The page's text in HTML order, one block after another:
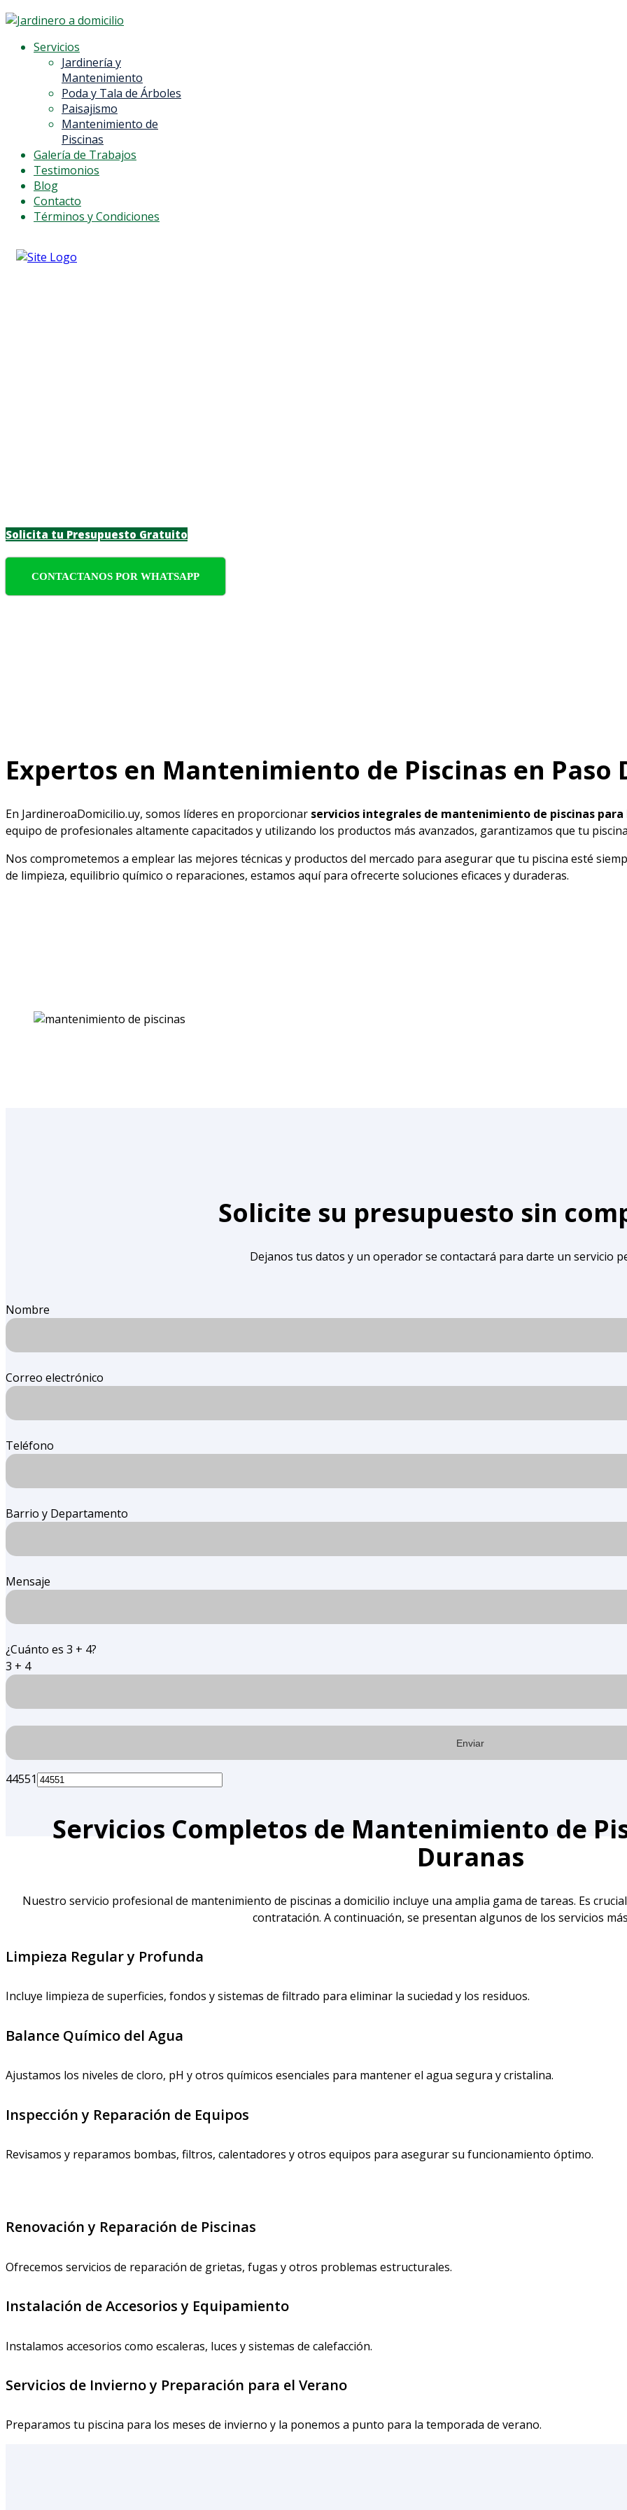
Servicios
Jardinería y
Mantenimiento
Poda y Tala de Árboles
Paisajismo
Mantenimiento de
Piscinas
Galería de Trabajos
Testimonios
Blog
Contacto
Términos y Condiciones
Solicita tu Presupuesto Gratuito
CONTACTANOS POR WHATSAPP
Expertos en Mantenimiento de Piscinas en Paso
En JardineroaDomicilio.uy, somos líderes en proporcionar servicios integrales de mantenimiento de piscinas
equipo de profesionales altamente capacitados y utilizando los productos más avanzados, garantizamos que tu
Nos comprometemos a emplear las mejores técnicas y productos del mercado para asegurar que tu piscina esté
de limpieza, equilibrio químico o reparaciones, estamos aquí para ofrecerte soluciones eficaces y duraderas.
Solicite su presupuesto sin
Dejanos tus datos y un operador se contactará para darte un servicio
Nombre
Correo electrónico
Teléfono
Barrio y Departamento
Mensaje
¿Cuánto es 3 + 4?
3 + 4
44551
Servicios Completos de Mantenimiento de
Duranas
Nuestro servicio profesional de mantenimiento de piscinas a domicilio incluye una amplia gama de tareas. Es
contratación. A continuación, se presentan algunos de los servicios
Limpieza Regular y Profunda
Incluye limpieza de superficies, fondos y sistemas de filtrado para eliminar la suciedad y los residuos.
Balance Químico del Agua
Ajustamos los niveles de cloro, pH y otros químicos esenciales para mantener el agua segura y cristalina.
Inspección y Reparación de Equipos
Revisamos y reparamos bombas, filtros, calentadores y otros equipos para asegurar su funcionamiento óptimo.
Renovación y Reparación de Piscinas
Ofrecemos servicios de reparación de grietas, fugas y otros problemas estructurales.
Instalación de Accesorios y Equipamiento
Instalamos accesorios como escaleras, luces y sistemas de calefacción.
Servicios de Invierno y Preparación para el Verano
Preparamos tu piscina para los meses de invierno y la ponemos a punto para la temporada de verano.